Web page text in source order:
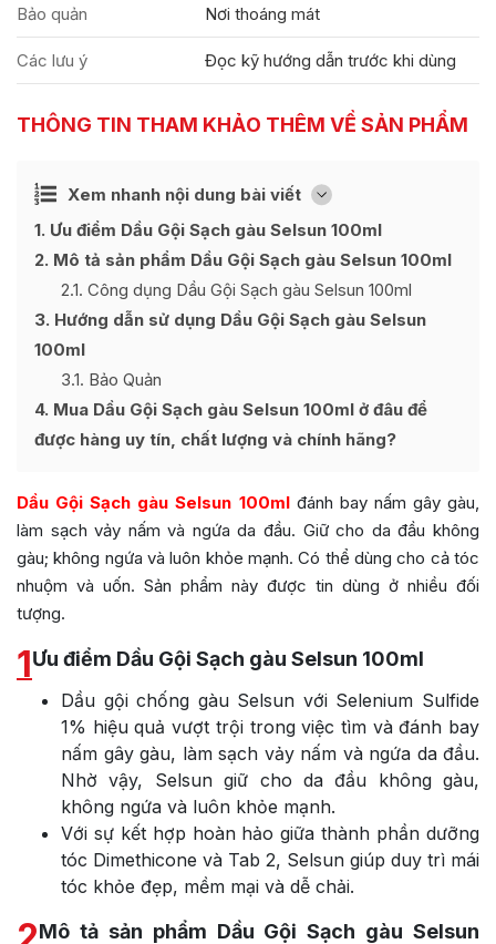
Bảo quản Nơi thoáng mát
Các lưu ý Đọc kỹ hướng dẫn trước khi dùng
THÔNG TIN THAM KHẢO THÊM VỀ SẢN PHẨM
Xem nhanh nội dung bài viết [
Ẩn
1 Ưu điểm Dầu Gội Sạch gàu Selsun 100ml
2 Mô tả sản phẩm Dầu Gội Sạch gàu Selsun 100ml
2.1 Công dụng Dầu Gội Sạch gàu Selsun 100ml
3 Hướng dẫn sử dụng Dầu Gội Sạch gàu Selsun
100ml
3.1 Bảo Quản
4 Mua Dầu Gội Sạch gàu Selsun 100ml ở đâu để
được hàng uy tín, chất lượng và chính hãng?
Dầu Gội Sạch gàu Selsun 100ml đánh bay nấm gây gàu,
làm sạch vảy nấm và ngứa da đầu. Giữ cho da đầu không
gàu; không ngứa và luôn khỏe mạnh. Có thể dùng cho cả tóc
nhuộm và uốn. Sản phẩm này được tin dùng ở nhiều đối
tượng.
1Ưu điểm Dầu Gội Sạch gàu Selsun 100ml
Dầu gội chống gàu Selsun với Selenium Sulfide
1% hiệu quả vượt trội trong việc tìm và đánh bay
nấm gây gàu, làm sạch vảy nấm và ngứa da đầu.
Nhờ vậy, Selsun giữ cho da đầu không gàu,
không ngứa và luôn khỏe mạnh.
Với sự kết hợp hoàn hảo giữa thành phần dưỡng
tóc Dimethicone và Tab 2, Selsun giúp duy trì mái
tóc khỏe đẹp, mềm mại và dễ chải.
Mô tả sản phẩm Dầu Gội Sạch gàu Selsun